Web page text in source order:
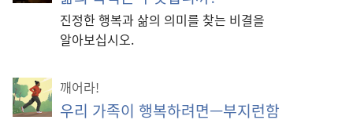
진정한 행복과 삶의 의미를 찾는 비결을
알아보십시오.
깨어라!
우리 가족이 행복하려면—부지런함